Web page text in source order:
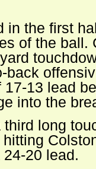
in the first
of the ball.
back
13 lead
into the
long
20 lead.